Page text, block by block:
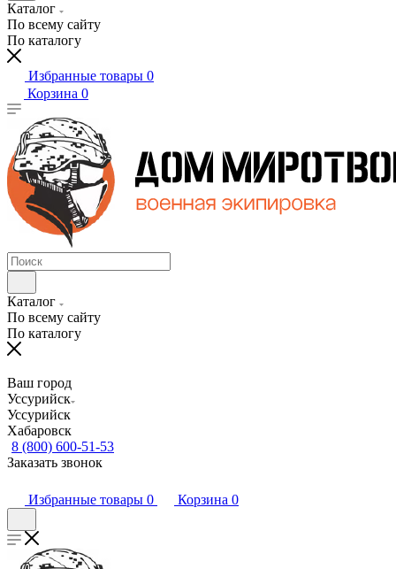
Каталог
По всему сайту
По каталогу
Избранные товары 0
Корзина 0
Каталог
По всему сайту
По каталогу
Ваш город
Уссурийск
Уссурийск
Хабаровск
8 (800) 600-51-53
Заказать звонок
Избранные товары 0 Корзина 0